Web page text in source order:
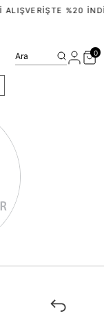
ALIŞVERIŞTE %20
Ara 0